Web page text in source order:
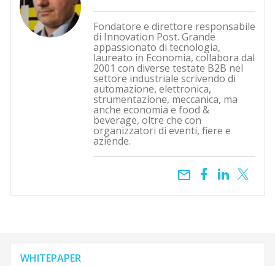
Fondatore e direttore responsabile
di Innovation Post. Grande
appassionato di tecnologia,
laureato in Economia, collabora dal
2001 con diverse testate B2B nel
settore industriale scrivendo di
automazione, elettronica,
strumentazione, meccanica, ma
anche economia e food &
beverage, oltre che con
organizzatori di eventi, fiere e
aziende.
email
WHITEPAPER